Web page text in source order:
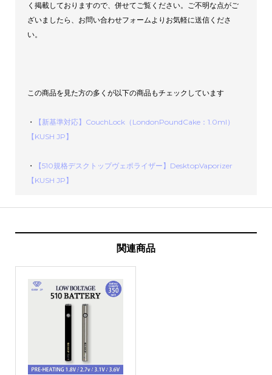
く掲載しておりますので、併せてご覧ください。ご不明な点がご
ざいましたら、お問い合わせフォームよりお気軽に送信くださ
い。
この商品を見た方の多くが以下の商品もチェックしています
・
【新基準対応】CouchLock（LondonPoundCake：1.0ml）
【KUSH JP】
・
【510規格デスクトップヴェポライザー】DesktopVaporizer
【KUSH JP】
関連商品